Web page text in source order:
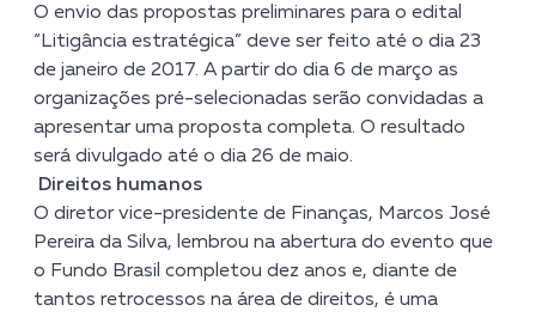
O envio das propostas preliminares para o edital
“Litigância estratégica” deve ser feito até o dia 23
de janeiro de 2017. A partir do dia 6 de março as
organizações pré-selecionadas serão convidadas a
apresentar uma proposta completa. O resultado
será divulgado até o dia 26 de maio.
Direitos humanos
O diretor vice-presidente de Finanças, Marcos José
Pereira da Silva, lembrou na abertura do evento que
o Fundo Brasil completou dez anos e, diante de
tantos retrocessos na área de direitos, é uma